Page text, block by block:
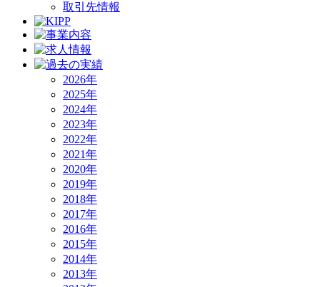
取引先情報
2026年
2025年
2024年
2023年
2022年
2021年
2020年
2019年
2018年
2017年
2016年
2015年
2014年
2013年